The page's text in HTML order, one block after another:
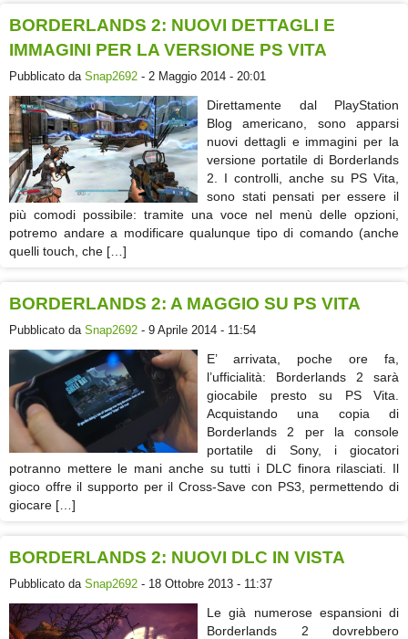
BORDERLANDS 2: NUOVI DETTAGLI E
IMMAGINI PER LA VERSIONE PS VITA
Pubblicato da Snap2692 - 2 Maggio 2014 - 20:01
Direttamente dal PlayStation
Blog americano, sono apparsi
nuovi dettagli e immagini per la
versione portatile di Borderlands
2. I controlli, anche su PS Vita,
sono stati pensati per essere il
più comodi possibile: tramite una voce nel menù delle opzioni,
potremo andare a modificare qualunque tipo di comando (anche
quelli touch, che […]
BORDERLANDS 2: A MAGGIO SU PS VITA
Pubblicato da Snap2692 - 9 Aprile 2014 - 11:54
E’ arrivata, poche ore fa,
l’ufficialità: Borderlands 2 sarà
giocabile presto su PS Vita.
Acquistando una copia di
Borderlands 2 per la console
portatile di Sony, i giocatori
potranno mettere le mani anche su tutti i DLC finora rilasciati. Il
gioco offre il supporto per il Cross-Save con PS3, permettendo di
giocare […]
BORDERLANDS 2: NUOVI DLC IN VISTA
Pubblicato da Snap2692 - 18 Ottobre 2013 - 11:37
Le già numerose espansioni di
Borderlands 2 dovrebbero